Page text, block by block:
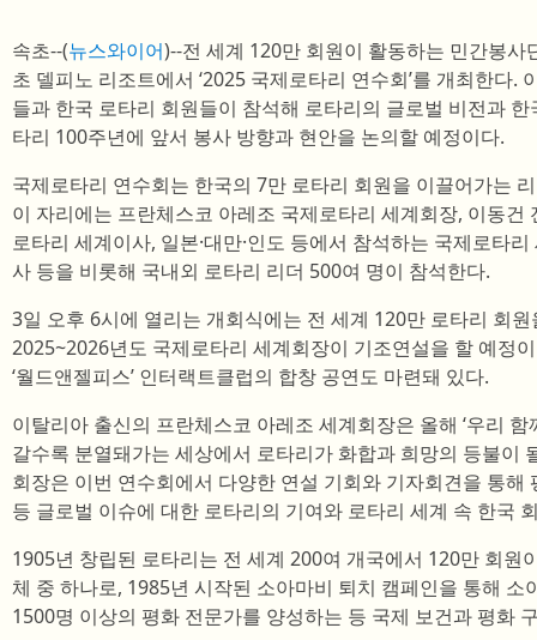
속초--(뉴스와이어)--전 세계 120만 회원이 활동하는 민간봉
초 델피노 리조트에서 ‘2025 국제로타리 연수회’를 개최한다.
들과 한국 로타리 회원들이 참석해 로타리의 글로벌 비전과
타리 100주년에 앞서 봉사 방향과 현안을 논의할 예정이다.
국제로타리 연수회는 한국의 7만 로타리 회원을 이끌어가는
이 자리에는 프란체스코 아레조 국제로타리 세계회장, 이동건
로타리 세계이사, 일본·대만·인도 등에서 참석하는 국제로타
사 등을 비롯해 국내외 로타리 리더 500여 명이 참석한다.
3일 오후 6시에 열리는 개회식에는 전 세계 120만 로타리 회
2025~2026년도 국제로타리 세계회장이 기조연설을 할 예정
‘월드앤젤피스’ 인터랙트클럽의 합창 공연도 마련돼 있다.
이탈리아 출신의 프란체스코 아레조 세계회장은 올해 ‘우리
갈수록 분열돼가는 세상에서 로타리가 화합과 희망의 등불이
회장은 이번 연수회에서 다양한 연설 기회와 기자회견을 통해
등 글로벌 이슈에 대한 로타리의 기여와 로타리 세계 속 한국
1905년 창립된 로타리는 전 세계 200여 개국에서 120만 회원
체 중 하나로, 1985년 시작된 소아마비 퇴치 캠페인을 통해 소
1500명 이상의 평화 전문가를 양성하는 등 국제 보건과 평화